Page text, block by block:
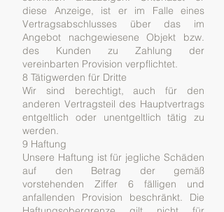
diese Anzeige, ist er im Falle eines
Vertragsabschlusses über das im
Angebot nachgewiesene Objekt bzw.
des Kunden zu Zahlung der
vereinbarten Provision verpflichtet.
8 Tätigwerden für Dritte
Wir sind berechtigt, auch für den
anderen Vertragsteil des Hauptvertrags
entgeltlich oder unentgeltlich tätig zu
werden.
9 Haftung
Unsere Haftung ist für jegliche Schäden
auf den Betrag der gemäß
vorstehenden Ziffer 6 fälligen und
anfallenden Provision beschränkt. Die